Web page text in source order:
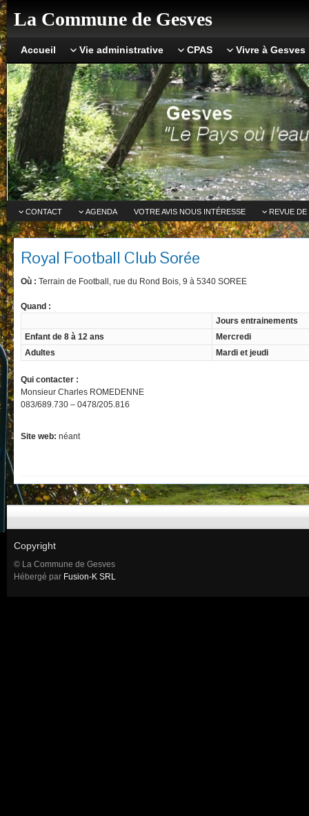
La Commune de Gesves
Accueil Vie administrative CPAS Vivre à Gesves
CONTACT AGENDA VOTRE AVIS NOUS INTÉRESSE REVUE DE
Royal Football Club Sorée
Où : Terrain de Football, rue du Rond Bois, 9 à 5340 SOREE
Quand :
Jours entrainements
Enfant de 8 à 12 ans
Mercredi
Adultes
Mardi et jeudi
Qui contacter :
Monsieur Charles ROMEDENNE
083/689.730 – 0478/205.816
Site web: néant
Copyright
© La Commune de Gesves
Hébergé par Fusion-K SRL